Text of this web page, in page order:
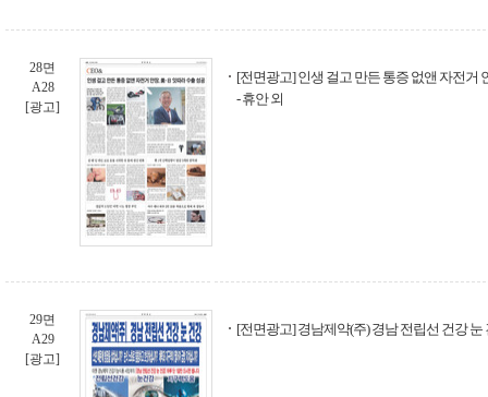
28면
A28
[광고]
[전면광고] 인생 걸고 만든 통증 없앤 자전거
- 휴안 외
29면
A29
[광고]
[전면광고] 경남제약(주) 경남 전립선 건강 눈